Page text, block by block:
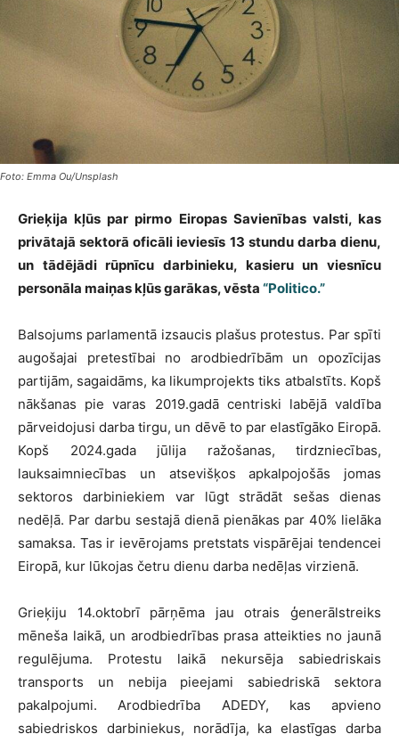
Foto: Emma Ou/Unsplash
Grieķija kļūs par pirmo Eiropas Savienības valsti, kas
privātajā sektorā oficāli ieviesīs 13 stundu darba dienu,
un tādējādi rūpnīcu darbinieku, kasieru un viesnīcu
personāla maiņas kļūs garākas, vēsta “Politico.”
Balsojums parlamentā izsaucis plašus protestus. Par spīti
augošajai pretestībai no arodbiedrībām un opozīcijas
partijām, sagaidāms, ka likumprojekts tiks atbalstīts. Kopš
nākšanas pie varas 2019.gadā centriski labējā valdība
pārveidojusi darba tirgu, un dēvē to par elastīgāko Eiropā.
Kopš 2024.gada jūlija ražošanas, tirdzniecības,
lauksaimniecības un atsevišķos apkalpojošās jomas
sektoros darbiniekiem var lūgt strādāt sešas dienas
nedēļā. Par darbu sestajā dienā pienākas par 40% lielāka
samaksa. Tas ir ievērojams pretstats vispārējai tendencei
Eiropā, kur lūkojas četru dienu darba nedēļas virzienā.
Grieķiju 14.oktobrī pārņēma jau otrais ģenerālstreiks
mēneša laikā, un arodbiedrības prasa atteikties no jaunā
regulējuma. Protestu laikā nekursēja sabiedriskais
transports un nebija pieejami sabiedriskā sektora
pakalpojumi. Arodbiedrība ADEDY, kas apvieno
sabiedriskos darbiniekus, norādīja, ka elastīgas darba